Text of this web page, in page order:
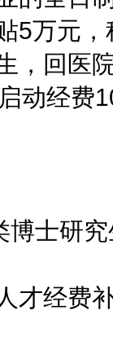
5万元
，回医
动经费
士研究
经费补